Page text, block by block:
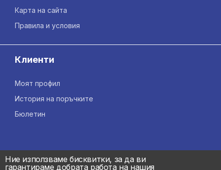
Ние използваме бисквитки, за да ви
гарантираме добрата работа на нашия
Карта на сайта
Правила и условия
Клиенти
Моят профил
История на поръчките
Бюлетин